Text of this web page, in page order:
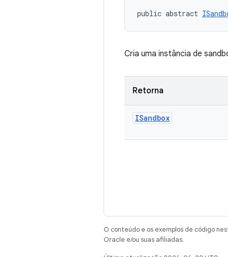
public abstract
Cria uma instância de
Retorna
ISandbox
O conteúdo e os exemplos de código
Oracle e/ou suas afiliadas.